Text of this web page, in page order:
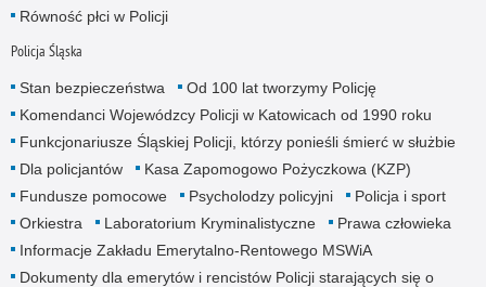
Równość płci w Policji
Policja Śląska
Stan bezpieczeństwa
Od 100 lat tworzymy Policję
Komendanci Wojewódzcy Policji w Katowicach od 1990 roku
Funkcjonariusze Śląskiej Policji, którzy ponieśli śmierć w służbie
Dla policjantów
Kasa Zapomogowo Pożyczkowa (KZP)
Fundusze pomocowe
Psycholodzy policyjni
Policja i sport
Orkiestra
Laboratorium Kryminalistyczne
Prawa człowieka
Informacje Zakładu Emerytalno-Rentowego MSWiA
Dokumenty dla emerytów i rencistów Policji starających się o